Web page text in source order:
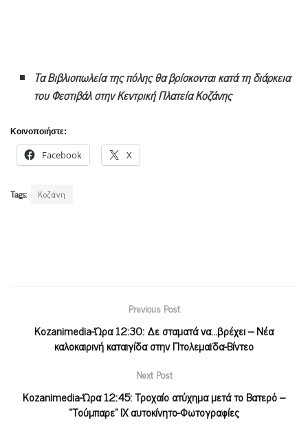
Τα Βιβλιοπωλεία της πόλης θα βρίσκονται κατά τη διάρκεια
του Φεστιβάλ στην Κεντρική Πλατεία Κοζάνης
Κοινοποιήστε:
Facebook X
Tags: Κοζάνη
Previous Post
Kozanimedia-Ώρα 12:30: Δε σταματά να…βρέχει – Νέα
καλοκαιρινή καταιγίδα στην Πτολεμαϊδα-Βίντεο
Next Post
Kozanimedia-Ώρα 12:45: Τροχαίο ατύχημα μετά το Βατερό –
“Τούμπαρε” ΙΧ αυτοκίνητο-Φωτογραφίες